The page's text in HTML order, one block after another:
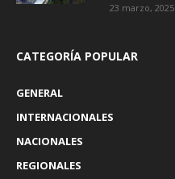
23 marzo, 2025
CATEGORÍA POPULAR
GENERAL
INTERNACIONALES
NACIONALES
REGIONALES